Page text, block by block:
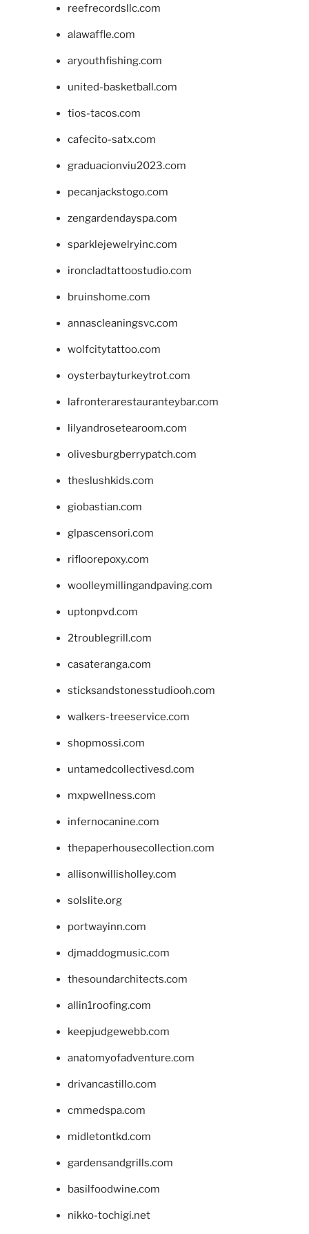
reefrecordsllc.com
alawaffle.com
aryouthfishing.com
united-basketball.com
tios-tacos.com
cafecito-satx.com
graduacionviu2023.com
pecanjackstogo.com
zengardendayspa.com
sparklejewelryinc.com
ironcladtattoostudio.com
bruinshome.com
annascleaningsvc.com
wolfcitytattoo.com
oysterbayturkeytrot.com
lafronterarestauranteybar.com
lilyandrosetearoom.com
olivesburgberrypatch.com
theslushkids.com
giobastian.com
glpascensori.com
rifloorepoxy.com
woolleymillingandpaving.com
uptonpvd.com
2troublegrill.com
casateranga.com
sticksandstonesstudiooh.com
walkers-treeservice.com
shopmossi.com
untamedcollectivesd.com
mxpwellness.com
infernocanine.com
thepaperhousecollection.com
allisonwillisholley.com
solslite.org
portwayinn.com
djmaddogmusic.com
thesoundarchitects.com
allin1roofing.com
keepjudgewebb.com
anatomyofadventure.com
drivancastillo.com
cmmedspa.com
midletontkd.com
gardensandgrills.com
basilfoodwine.com
nikko-tochigi.net